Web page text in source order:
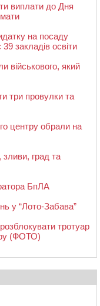
виплати до Дня
на посаду
закладів освіти
військового, який
три провулки та
центру обрали на
зливи, град та
БпЛА
у “Лото-Забава”
тротуар
(ФОТО)